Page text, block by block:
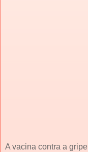
A vacina contra a gripe